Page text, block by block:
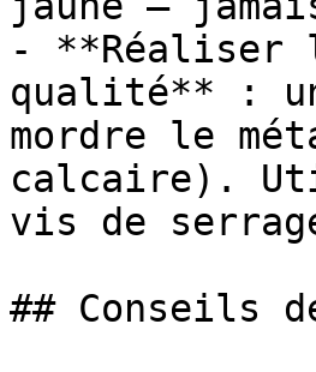
- **Réaliser
qualité** :
mordre le
calcaire).
vis de
## Conseils